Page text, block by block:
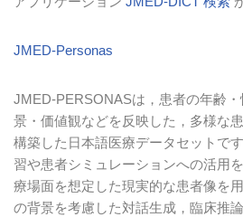
JMED-Personas
JMED-PERSONASは，患者の年齢
景・価値観などを反映した，多様な
構築した日本語医療データセットで
習や患者シミュレーションへの活用
療場面を想定した現実的な患者像を
の背景を考慮した対話生成，臨床推